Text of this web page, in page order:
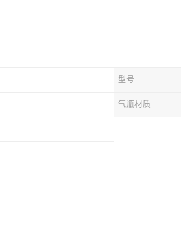
型号
气瓶材质